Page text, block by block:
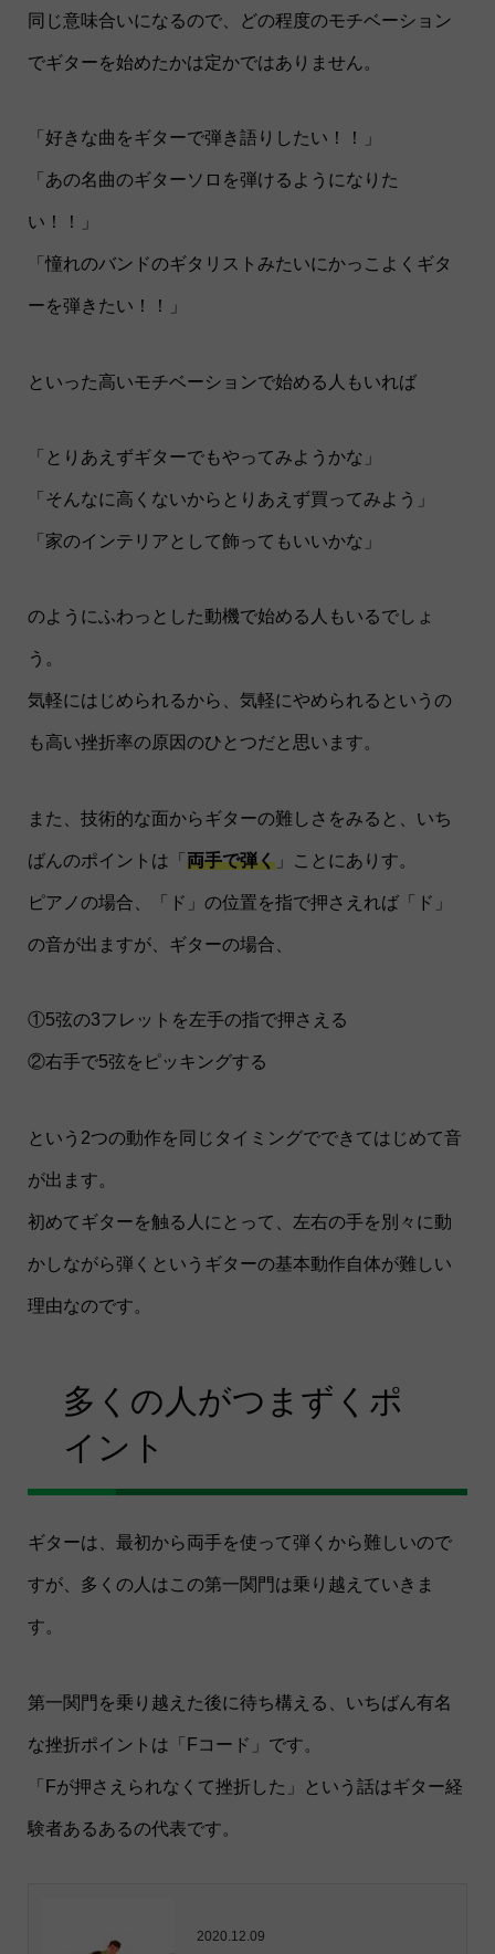
同じ意味合いになるので、どの程度のモチベーション
でギターを始めたかは定かではありません。
「好きな曲をギターで弾き語りしたい！！」
「あの名曲のギターソロを弾けるようになりた
い！！」
「憧れのバンドのギタリストみたいにかっこよくギタ
ーを弾きたい！！」
といった高いモチベーションで始める人もいれば
「とりあえずギターでもやってみようかな」
「そんなに高くないからとりあえず買ってみよう」
「家のインテリアとして飾ってもいいかな」
のようにふわっとした動機で始める人もいるでしょ
う。
気軽にはじめられるから、気軽にやめられるというの
も高い挫折率の原因のひとつだと思います。
また、技術的な面からギターの難しさをみると、いち
ばんのポイントは「 両手で弾く」ことにありす。
ピアノの場合、「ド」の位置を指で押さえれば「ド」
の音が出ますが、ギターの場合、
①5弦の3フレットを左手の指で押さえる
②右手で5弦をピッキングする
という2つの動作を同じタイミングでできてはじめて音
が出ます。
初めてギターを触る人にとって、左右の手を別々に動
かしながら弾くというギターの基本動作自体が難しい
理由なのです。
多くの人がつまずくポ
イント
ギターは、最初から両手を使って弾くから難しいので
すが、多くの人はこの第一関門は乗り越えていきま
す。
第一関門を乗り越えた後に待ち構える、いちばん有名
な挫折ポイントは「Fコード」です。
「Fが押さえられなくて挫折した」という話はギター経
験者あるあるの代表です。
2020.12.09